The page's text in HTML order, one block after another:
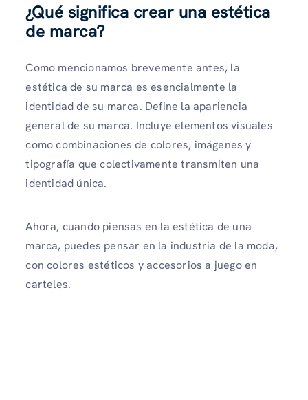
¿Qué significa crear una estética
de marca?
Como mencionamos brevemente antes, la
estética de su marca es esencialmente la
identidad de su marca. Define la apariencia
general de su marca. Incluye elementos visuales
como combinaciones de colores, imágenes y
tipografía que colectivamente transmiten una
identidad única.
Ahora, cuando piensas en la estética de una
marca, puedes pensar en la industria de la moda,
con colores estéticos y accesorios a juego en
carteles.